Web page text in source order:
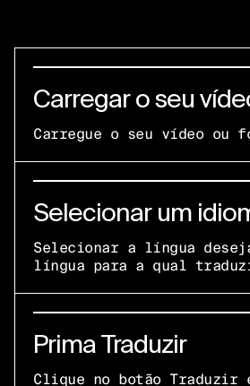
Carregar o seu
Carregue o seu vídeo ou
Selecionar um
Selecionar a língua
língua para a qual
Prima Traduzir
Clique no botão Traduzir